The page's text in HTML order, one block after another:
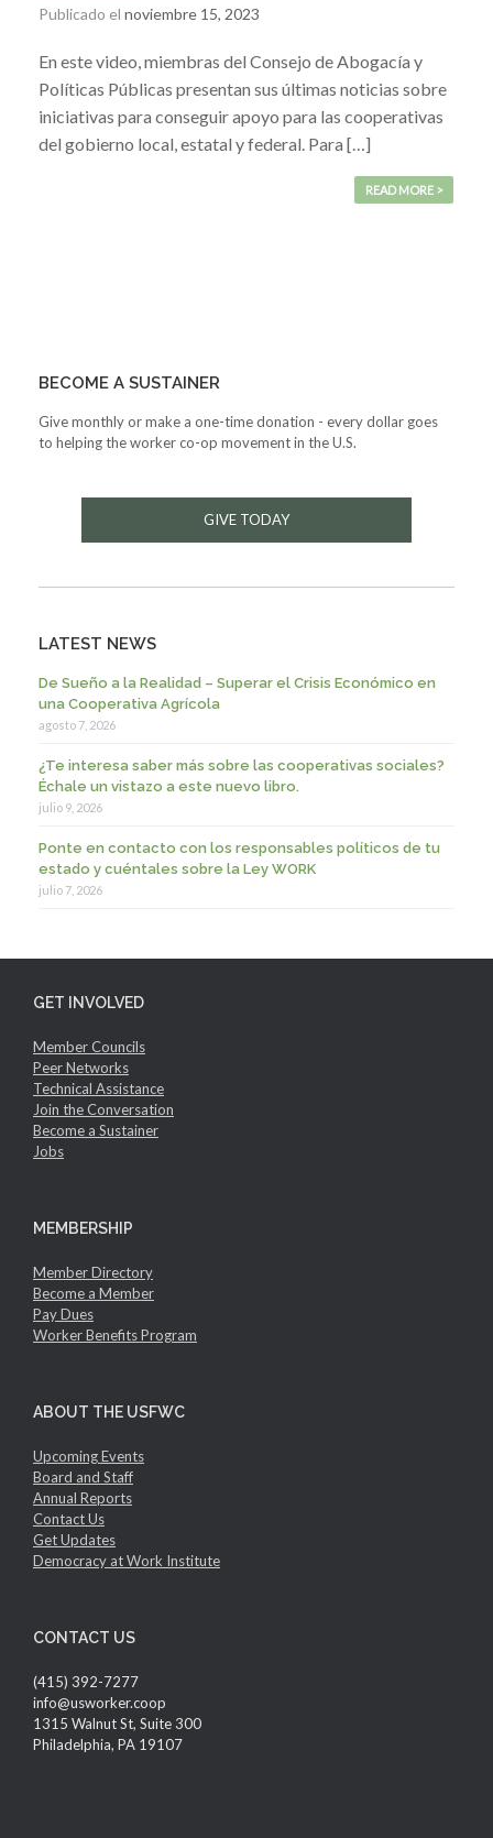
Publicado el noviembre 15, 2023
En este video, miembras del Consejo de Abogacía y
Políticas Públicas presentan sus últimas noticias sobre
iniciativas para conseguir apoyo para las cooperativas
del gobierno local, estatal y federal. Para […]
READ MORE >
BECOME A SUSTAINER
Give monthly or make a one-time donation - every dollar goes
to helping the worker co-op movement in the U.S.
GIVE TODAY
LATEST NEWS
De Sueño a la Realidad – Superar el Crisis Económico en
una Cooperativa Agrícola
agosto 7, 2026
¿Te interesa saber más sobre las cooperativas sociales?
Échale un vistazo a este nuevo libro.
julio 9, 2026
Ponte en contacto con los responsables políticos de tu
estado y cuéntales sobre la Ley WORK
julio 7, 2026
GET INVOLVED
Member Councils
Peer Networks
Technical Assistance
Join the Conversation
Become a Sustainer
Jobs
MEMBERSHIP
Member Directory
Become a Member
Pay Dues
Worker Benefits Program
ABOUT THE USFWC
Upcoming Events
Board and Staff
Annual Reports
Contact Us
Get Updates
Democracy at Work Institute
CONTACT US
(415) 392-7277
info@usworker.coop
1315 Walnut St, Suite 300
Philadelphia, PA 19107